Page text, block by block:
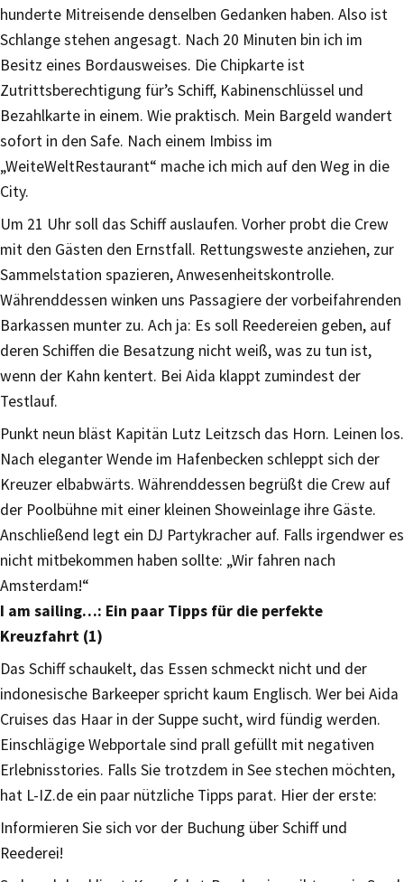
hunderte Mitreisende denselben Gedanken haben. Also ist
Schlange stehen angesagt. Nach 20 Minuten bin ich im
Besitz eines Bordausweises. Die Chipkarte ist
Zutrittsberechtigung für’s Schiff, Kabinenschlüssel und
Bezahlkarte in einem. Wie praktisch. Mein Bargeld wandert
sofort in den Safe. Nach einem Imbiss im
„WeiteWeltRestaurant“ mache ich mich auf den Weg in die
City.
Um 21 Uhr soll das Schiff auslaufen. Vorher probt die Crew
mit den Gästen den Ernstfall. Rettungsweste anziehen, zur
Sammelstation spazieren, Anwesenheitskontrolle.
Währenddessen winken uns Passagiere der vorbeifahrenden
Barkassen munter zu. Ach ja: Es soll Reedereien geben, auf
deren Schiffen die Besatzung nicht weiß, was zu tun ist,
wenn der Kahn kentert. Bei Aida klappt zumindest der
Testlauf.
Punkt neun bläst Kapitän Lutz Leitzsch das Horn. Leinen los.
Nach eleganter Wende im Hafenbecken schleppt sich der
Kreuzer elbabwärts. Währenddessen begrüßt die Crew auf
der Poolbühne mit einer kleinen Showeinlage ihre Gäste.
Anschließend legt ein DJ Partykracher auf. Falls irgendwer es
nicht mitbekommen haben sollte: „Wir fahren nach
Amsterdam!“
I am sailing…: Ein paar Tipps für die perfekte
Kreuzfahrt (1)
Das Schiff schaukelt, das Essen schmeckt nicht und der
indonesische Barkeeper spricht kaum Englisch. Wer bei Aida
Cruises das Haar in der Suppe sucht, wird fündig werden.
Einschlägige Webportale sind prall gefüllt mit negativen
Erlebnisstories. Falls Sie trotzdem in See stechen möchten,
hat L-IZ.de ein paar nützliche Tipps parat. Hier der erste:
Informieren Sie sich vor der Buchung über Schiff und
Reederei!